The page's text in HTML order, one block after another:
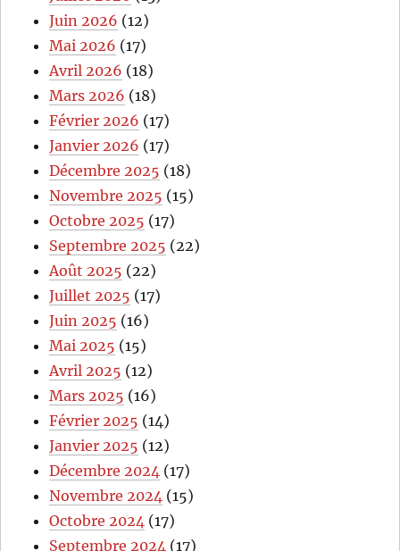
Juin 2026 (12)
Mai 2026 (17)
Avril 2026 (18)
Mars 2026 (18)
Février 2026 (17)
Janvier 2026 (17)
Décembre 2025 (18)
Novembre 2025 (15)
Octobre 2025 (17)
Septembre 2025 (22)
Août 2025 (22)
Juillet 2025 (17)
Juin 2025 (16)
Mai 2025 (15)
Avril 2025 (12)
Mars 2025 (16)
Février 2025 (14)
Janvier 2025 (12)
Décembre 2024 (17)
Novembre 2024 (15)
Octobre 2024 (17)
Septembre 2024 (17)